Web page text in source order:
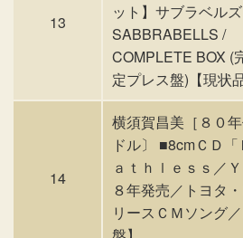
13
ット】サブラベルズ
SABBRABELLS /
COMPLETE BOX (
定プレス盤)【現状品
14
横須賀昌美［８０
ドル〕 ■8cmＣＤ「
ａｔｈｌｅｓｓ／Ｙ
８年発売／トヨタ
リースＣＭソング